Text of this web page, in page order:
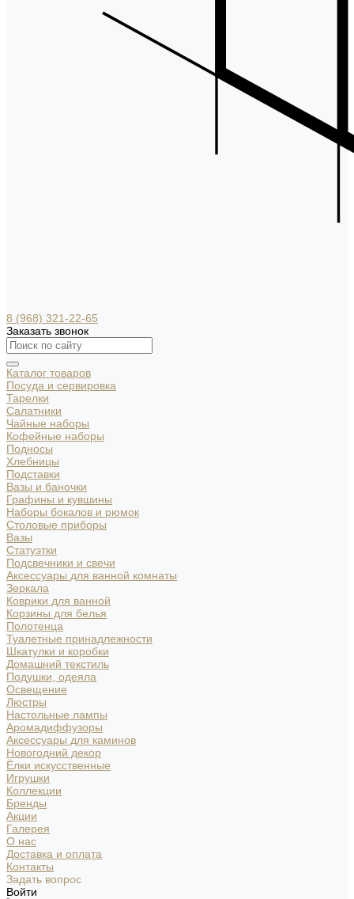
8 (968) 321-22-65
Заказать звонок
Каталог товаров
Посуда и сервировка
Тарелки
Салатники
Чайные наборы
Кофейные наборы
Подносы
Хлебницы
Подставки
Вазы и баночки
Графины и кувшины
Наборы бокалов и рюмок
Столовые приборы
Вазы
Статуэтки
Подсвечники и свечи
Аксессуары для ванной комнаты
Зеркала
Коврики для ванной
Корзины для белья
Полотенца
Туалетные принадлежности
Шкатулки и коробки
Домашний текстиль
Подушки, одеяла
Освещение
Люстры
Настольные лампы
Аромадиффузоры
Аксессуары для каминов
Новогодний декор
Ёлки искусственные
Игрушки
Коллекции
Бренды
Акции
Галерея
О нас
Доставка и оплата
Контакты
Задать вопрос
Войти